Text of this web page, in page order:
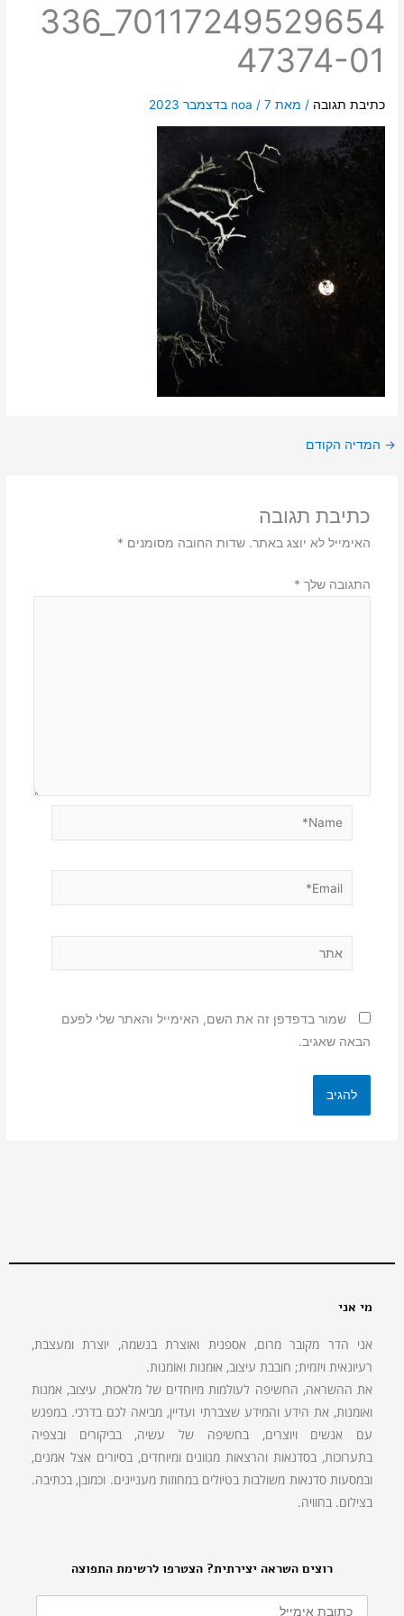
336_70117249529654
47374-01
כתיבת תגובה / מאת noa / 7 בדצמבר 2023
→ המדיה הקודם
כתיבת תגובה
האימייל לא יוצג באתר. שדות החובה מסומנים *
התגובה שלך *
Email*
שמור בדפדפן זה את השם, האימייל והאתר שלי לפעם
הבאה שאגיב.
רוצים השראה יצירתית? הצטרפו לרשימת התפוצה
מי אני
אני הדר מקובר מרום, אספנית ואוצרת בנשמה, יוצרת ומעצבת,
רעיונאית ויזמית; חובבת עיצוב, אוּמנות ואוֹמנות.
את ההשראה, החשיפה לעולמות מיוחדים של מלאכות, עיצוב, אמנות
ואומנות, את הידע והמידע שצברתי ועדיין, מביאה לכם בדרכי. במפגש
עם אנשים ויוצרים, בחשיפה של עשיה, בביקורים ובצפיה
בתערוכות, בסדנאות והרצאות מגוונים ומיוחדים, בסיורים אצל אמנים,
ובמסעות סדנאות משולבות בטיולים במחוזות מעניינים. וכמובן, בכתיבה.
בצילום. בחוויה.